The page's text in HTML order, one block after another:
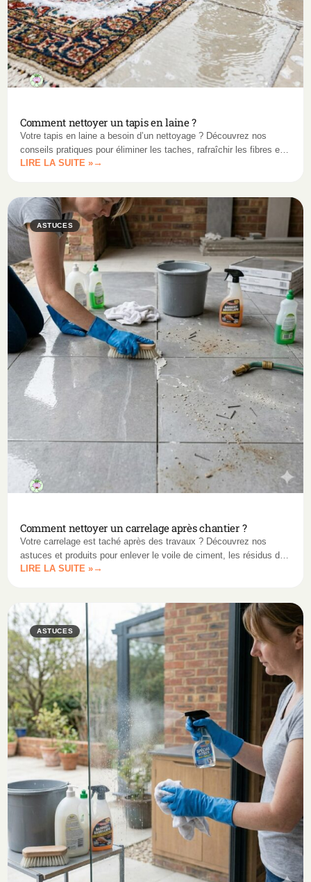
Comment nettoyer un tapis en laine ?
Votre tapis en laine a besoin d’un nettoyage ? Découvrez nos
conseils pratiques pour éliminer les taches, rafraîchir les fibres et
prolonger sa durée de vie.
LIRE LA SUITE »
ASTUCES
Comment nettoyer un carrelage après chantier ?
Votre carrelage est taché après des travaux ? Découvrez nos
astuces et produits pour enlever le voile de ciment, les résidus de
colle et les taches de peinture efficacement.
LIRE LA SUITE »
ASTUCES